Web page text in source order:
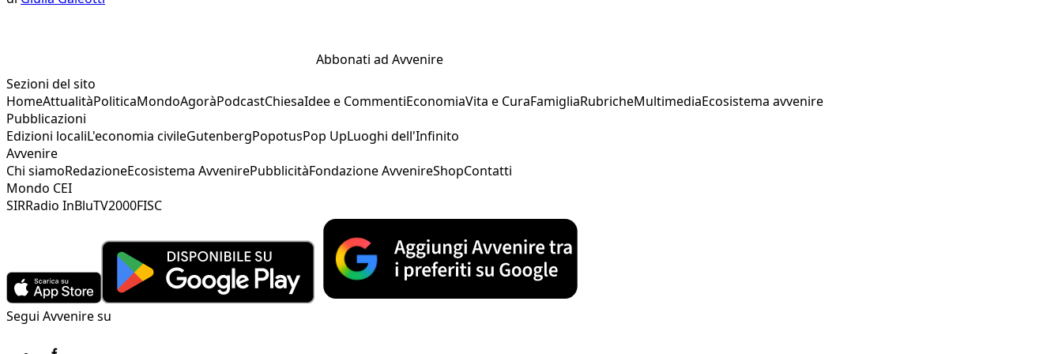
Abbonati ad Avvenire
Sezioni del sito
HomeAttualitàPoliticaMondoAgoràPodcastChiesaIdee e CommentiEconomiaVita e CuraFamigliaRubricheMultimediaEcosistema avvenire
Pubblicazioni
Edizioni localiL'economia civileGutenbergPopotusPop UpLuoghi dell'Infinito
Avvenire
Chi siamoRedazioneEcosistema AvvenirePubblicitàFondazione AvvenireShopContatti
Mondo CEI
SIRRadio InBluTV2000FISC
Segui Avvenire su